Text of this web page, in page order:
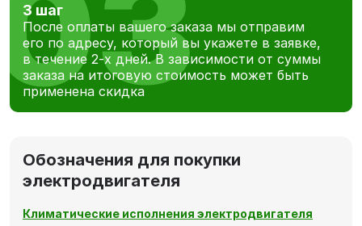
3 шаг
После оплаты вашего заказа мы отправим
его по адресу, который вы укажете в заявке,
в течение 2-х дней. В зависимости от суммы
заказа на итоговую стоимость может быть
применена скидка
Обозначения для покупки
электродвигателя
Климатические исполнения электродвигателя